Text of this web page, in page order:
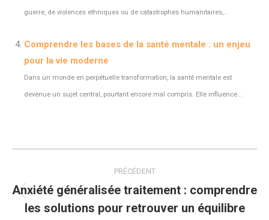
guerre, de violences ethniques ou de catastrophes humanitaires,...
Comprendre les bases de la santé mentale : un enjeu
pour la vie moderne
Dans un monde en perpétuelle transformation, la santé mentale est
devenue un sujet central, pourtant encore mal compris. Elle influence...
article
PRÉCÉDENT
Article
précédent
Anxiété généralisée traitement : comprendre
les solutions pour retrouver un équilibre